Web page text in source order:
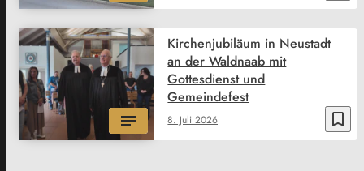
bookmark_border
8. Juli 2026
Kirchenjubiläum in Neustadt
an der Waldnaab mit
Gottesdienst und
Gemeindefest